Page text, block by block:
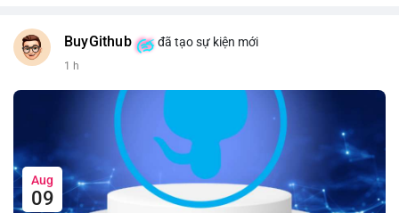
BuyGithub đã tạo sự kiện mới
1 h
Aug
09